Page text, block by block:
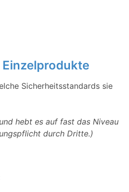
Sicherheitsstandards sie
hebt es auf fast das Niveau
durch Dritte.)